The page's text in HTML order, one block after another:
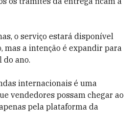
o serviço estará disponível
mas a intenção é expandir para
do ano.
internacionais é uma
vendedores possam chegar ao
pela plataforma da